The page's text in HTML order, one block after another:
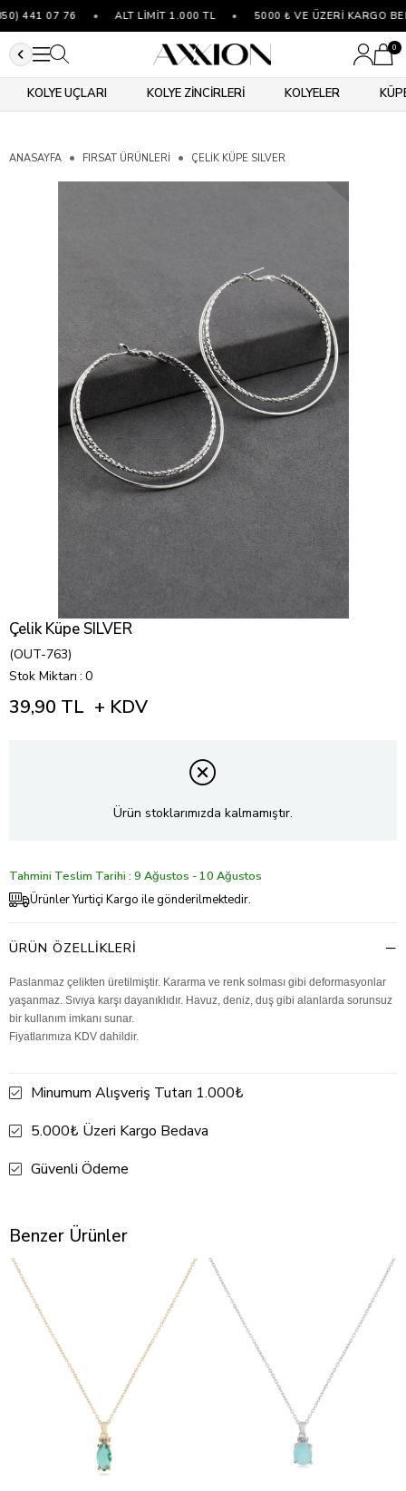
441 07 76 ALT LİMİT 1.000 TL 5000 ₺ VE ÜZERİ KARGO
0
KOLYE UÇLARI KOLYE ZİNCİRLERİ KOLYELER
ANASAYFA FIRSAT ÜRÜNLERİ ÇELIK KÜPE SILVER
Çelik Küpe SILVER
(OUT-763)
Stok Miktarı : 0
39,90 TL + KDV
Ürün stoklarımızda kalmamıştır.
Tahmini Teslim Tarihi : 9 Ağustos - 10 Ağustos
Ürünler Yurtiçi Kargo ile gönderilmektedir.
ÜRÜN ÖZELLIKLERI
Paslanmaz çelikten üretilmiştir. Kararma ve renk solması gibi deformasyonlar
yaşanmaz. Sıvıya karşı dayanıklıdır. Havuz, deniz, duş gibi alanlarda sorunsuz
bir kullanım imkanı sunar.
Fiyatlarımıza KDV dahildir.
Minumum Alışveriş Tutarı 1.000₺
5.000₺ Üzeri Kargo Bedava
Güvenli Ödeme
Benzer Ürünler